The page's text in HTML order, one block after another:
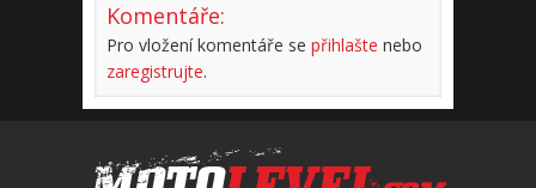
Komentáře:
Pro vložení komentáře se přihlašte nebo
zaregistrujte.